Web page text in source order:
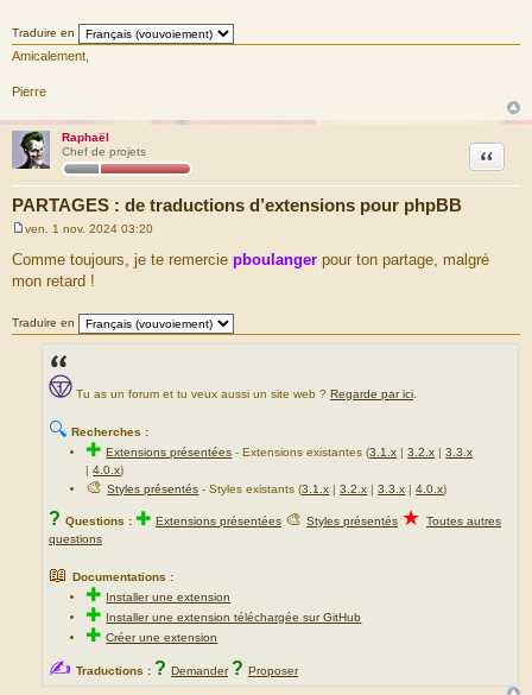
Traduire en
Amicalement,
Pierre
Raphaël
Chef de projets
PARTAGES : de traductions d’extensions pour phpBB
Citation
s
s
e
ven. 1 nov. 2024 03:20
Comme toujours, je te remercie pboulanger pour ton partage, malgré
mon retard !
Traduire en
Tu as un forum et tu veux aussi un site web ? Regarde par ici
🔍 Recherches :
✚Extensions présentées -Extensions existantes (3.1.x |3.2.x |3.3.x
|4.0.x)
🎨Styles présentés - Styles existants (3.1.x |3.2.x |3.3.x |4.0.x)
? Questions : ✚ Extensions présentées 🎨 Styles présentés ★ Toutes autres
questions
📖 Documentations :
✚ Installer une extension
✚ Installer une extension téléchargée sur GitHub
✚Créer une extension
✍ Traductions : ? Demander ? Proposer